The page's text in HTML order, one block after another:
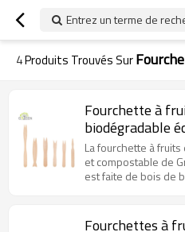
Entrez un terme de
4Produits Trouvés Sur
Fourchette à
biodégradable
La fourchette à
et compostable de
est faite de bois de
Fourchettes à